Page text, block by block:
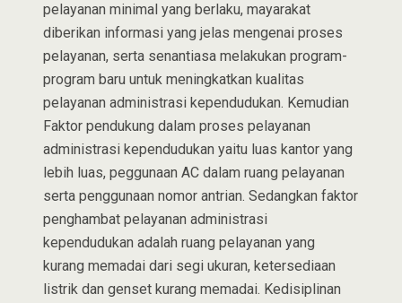
pelayanan minimal yang berlaku, mayarakat
diberikan informasi yang jelas mengenai proses
pelayanan, serta senantiasa melakukan program-
program baru untuk meningkatkan kualitas
pelayanan administrasi kependudukan. Kemudian
Faktor pendukung dalam proses pelayanan
administrasi kependudukan yaitu luas kantor yang
lebih luas, peggunaan AC dalam ruang pelayanan
serta penggunaan nomor antrian. Sedangkan faktor
penghambat pelayanan administrasi
kependudukan adalah ruang pelayanan yang
kurang memadai dari segi ukuran, ketersediaan
listrik dan genset kurang memadai. Kedisiplinan